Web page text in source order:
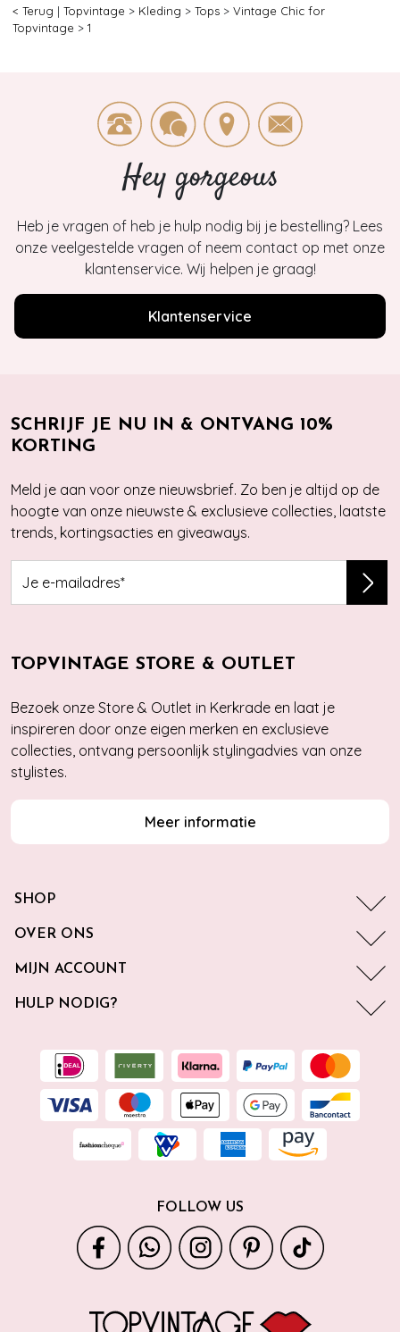
< Terug | Topvintage > Kleding > Tops > Vintage Chic for
Topvintage > 1
Hey gorgeous
Heb je vragen of heb je hulp nodig bij je bestelling? Lees
onze veelgestelde vragen of neem contact op met onze
klantenservice. Wij helpen je graag!
Klantenservice
SCHRIJF JE NU IN & ONTVANG 10%
KORTING
Meld je aan voor onze nieuwsbrief. Zo ben je altijd op de
hoogte van onze nieuwste & exclusieve collecties, laatste
trends, kortingsacties en giveaways.
TOPVINTAGE STORE & OUTLET
Bezoek onze Store & Outlet in Kerkrade en laat je
inspireren door onze eigen merken en exclusieve
collecties, ontvang persoonlijk stylingadvies van onze
stylistes.
Meer informatie
SHOP
OVER ONS
MIJN ACCOUNT
HULP NODIG?
FOLLOW US